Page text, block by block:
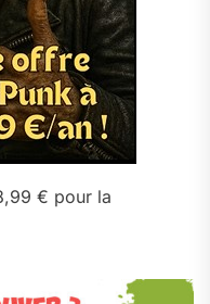
€ pour la